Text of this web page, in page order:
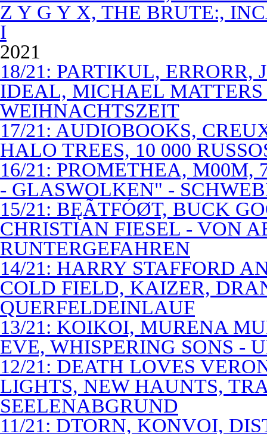
Z Y G Y X, THE BRUTE:,
I
2021
18/21: PARTIKUL,
IDEAL, MICHAEL
WEIHNACHTSZEIT
17/21: AUDIOBOOKS,
HALO TREES, 10 000
16/21: PROMETHEA, M00M,
- GLASWOLKEN" -
15/21: BĘÃTFÓØT, BUCK
CHRISTIAN FIESEL - VON
RUNTERGEFAHREN
14/21: HARRY STAFFORD
COLD FIELD, KAIZER,
QUERFELDEINLAUF
13/21: KOIKOI, MURENA
EVE, WHISPERING SONS -
12/21: DEATH LOVES
LIGHTS, NEW HAUNTS,
SEELENABGRUND
11/21: DTORN, KONVOI,